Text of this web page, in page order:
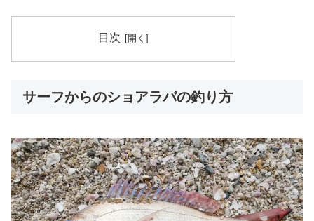
目次
サーフからのショアラバの釣り方